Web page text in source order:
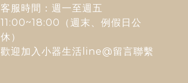
客服時間：週一至週五
11:00~18:00（週末、例假日公
休）
歡迎加入 小器生活line@留言聯繫